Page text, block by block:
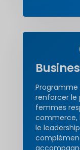
renforcer le
femmes
commerce,
le